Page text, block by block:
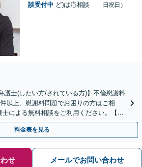
談受付中 ど)は応相談
日祝日）
護士(したい方/されている方)】不倫慰謝料
以上、慰謝料問題でお困りの方はご相
による無料相談をご利用ください。【初
応】
料金表を見る
せ メールでお問い合わせ